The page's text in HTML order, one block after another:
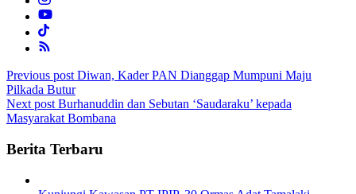
Post
navigation
Previous post Diwan, Kader PAN Dianggap Mumpuni Maju
Pilkada Butur
Next post Burhanuddin dan Sebutan ‘Saudaraku’ kepada
Masyarakat Bombana
Berita Terbaru